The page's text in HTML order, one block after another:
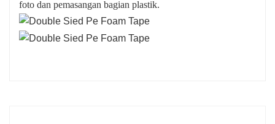
foto dan pemasangan bagian plastik.